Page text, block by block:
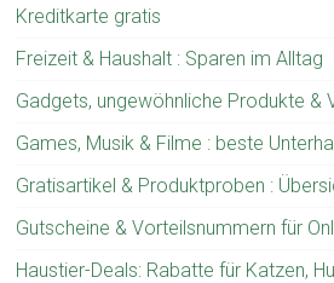
Kreditkarte gratis
Freizeit & Haushalt : Sparen im Alltag
Gadgets, ungewöhnliche Produkte &
Games, Musik & Filme : beste
Gratisartikel & Produktproben :
Gutscheine & Vorteilsnummern für
Haustier-Deals: Rabatte für Katzen,